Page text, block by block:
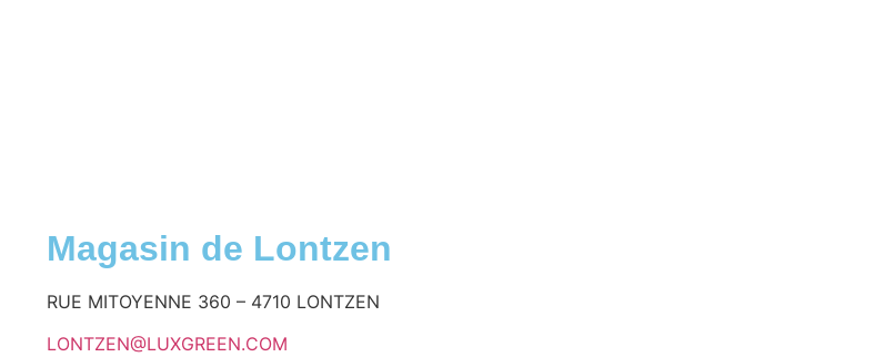
Magasin de Lontzen
RUE MITOYENNE 360 – 4710 LONTZEN
LONTZEN@LUXGREEN.COM